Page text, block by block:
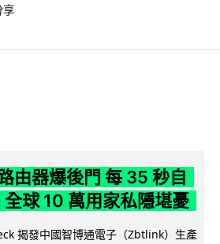
享
由器爆後門 每 35 秒自
球 10 萬用家私隱堪憂
揭發中國智博通電子（Zbtlink）生產